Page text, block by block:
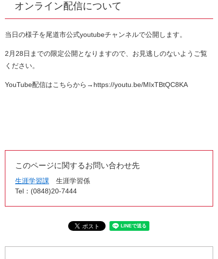
オンライン配信について
当日の様子を尾道市公式youtubeチャンネルで公開します。
2月28日までの限定公開となりますので、お見逃しのないようご覧
ください。
YouTube配信はこちらから→https://youtu.be/MIxTBtQC8KA
このページに関するお問い合わせ先
生涯学習課
生涯学習係
Tel：(0848)20-7444